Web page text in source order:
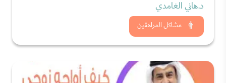
مشاكل المراهقين
د.هاني الغامدي
شاهد الان